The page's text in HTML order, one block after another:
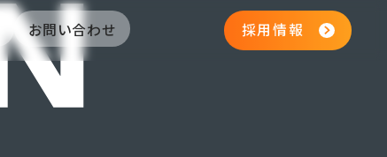
お問い合わせ 採用情報